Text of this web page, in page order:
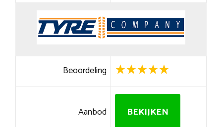
Beoordeling
Aanbod BEKIJKEN